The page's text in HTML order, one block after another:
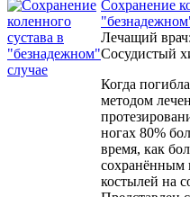
Сохранение
Лечащий врач:
Сосудистый
Когда
методом
ногах 80%
время, как
сохранённым
костылей на